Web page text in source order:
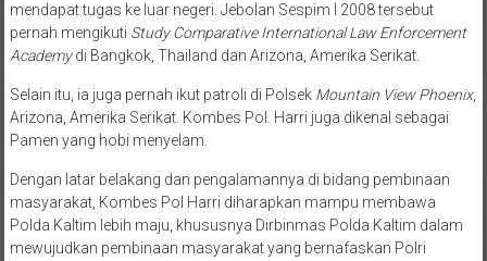
mendapat tugas ke luar negeri. Jebolan Sespim I 2008 tersebut
pernah mengikuti Study Comparative International Law Enforcement
Academydi Bangkok, Thailand dan Arizona, Amerika Serikat.
Selain itu, ia juga pernah ikut patroli di Polsek Mountain View Phoenix,
Arizona, Amerika Serikat. Kombes Pol. Harri juga dikenal sebagai
Pamen yang hobi menyelam.
Dengan latar belakang dan pengalamannya di bidang pembinaan
masyarakat, Kombes Pol Harri diharapkan mampu membawa
Polda Kaltim lebih maju, khususnya Dirbinmas Polda Kaltim dalam
mewujudkan pembinaan masyarakat yang bernafaskan Polri